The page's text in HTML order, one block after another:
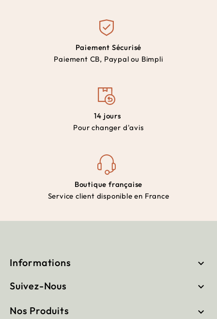
Paiement Sécurisé
Paiement CB, Paypal ou Bimpli
14 jours
Pour changer d'avis
Boutique française
Service client disponible en France
Informations 
Suivez-Nous 
Nos Produits 